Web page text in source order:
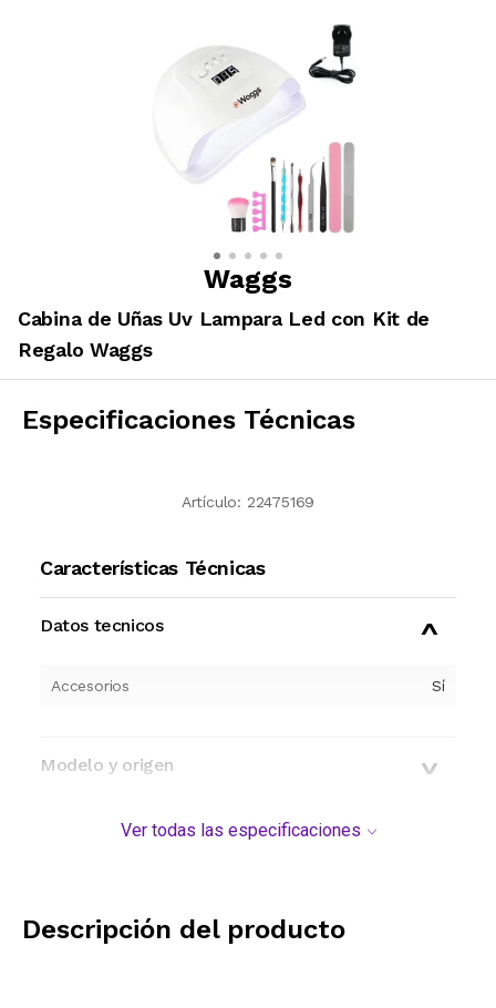
Waggs
Cabina de Uñas Uv Lampara Led con Kit de
Regalo Waggs
Especificaciones Técnicas
Artículo: 22475169
Características Técnicas
Datos tecnicos
Accesorios Sí
Modelo y origen
Ver todas las especificaciones
Descripción del producto